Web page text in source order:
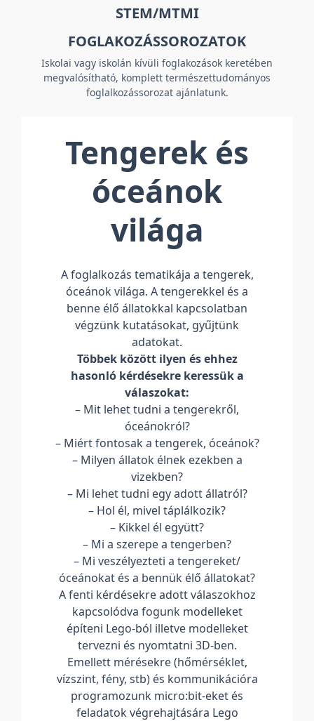
STEM/MTMI
FOGLAKOZÁSSOROZATOK
Iskolai vagy iskolán kívüli foglakozások keretében
megvalósítható, komplett természettudományos
foglalkozássorozat ajánlatunk.
Tengerek és
óceánok
világa
A foglalkozás tematikája a tengerek,
óceánok világa. A tengerekkel és a
benne élő állatokkal kapcsolatban
végzünk kutatásokat, gyűjtünk
adatokat.
Többek között ilyen és ehhez
hasonló kérdésekre keressük a
válaszokat:
– Mit lehet tudni a tengerekről,
óceánokról?
– Miért fontosak a tengerek, óceánok?
– Milyen állatok élnek ezekben a
vizekben?
– Mi lehet tudni egy adott állatról?
– Hol él, mivel táplálkozik?
– Kikkel él együtt?
– Mi a szerepe a tengerben?
– Mi veszélyezteti a tengereket/
óceánokat és a bennük élő állatokat?
A fenti kérdésekre adott válaszokhoz
kapcsolódva fogunk modelleket
építeni Lego-ból illetve modelleket
tervezni és nyomtatni 3D-ben.
Emellett mérésekre (hőmérséklet,
vízszint, fény, stb) és kommunikációra
programozunk micro:bit-eket és
feladatok végrehajtására Lego